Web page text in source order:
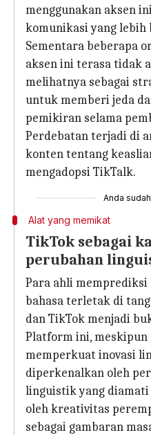
menggunakan aksen
komunikasi yang lebih
Sementara beberapa
aksen ini terasa tidak
melihatnya sebagai
untuk memberi jeda
pemikiran selama
Perdebatan terjadi di
konten tentang
mengadopsi TikTalk.
Anda sudah
Alat yang memikat
TikTok sebagai
perubahan
Para ahli memprediksi
bahasa terletak di
dan TikTok menjadi
Platform ini, meskipun
memperkuat inovasi
diperkenalkan oleh
linguistik yang diamati
oleh kreativitas
sebagai gambaran